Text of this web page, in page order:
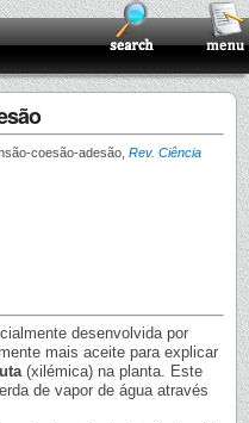
coesão-adesão, Rev. Ciência
desenvolvida por
mais aceite para explicar
(xilémica) na planta. Este
de vapor de água através